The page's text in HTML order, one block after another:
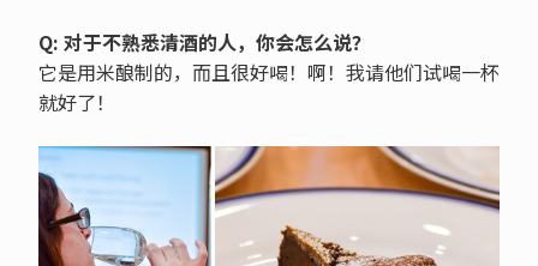
Q: 对于不熟悉清酒的人，你会怎么说？
它是用米酿制的，而且很好喝！啊！我请他们试喝一杯
就好了！